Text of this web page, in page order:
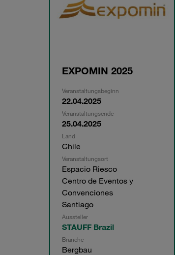
EXPOMIN 2025
Veranstaltungsbeginn
22.04.2025
Veranstaltungsende
25.04.2025
Land
Chile
Veranstaltungsort
Espacio Riesco
Centro de Eventos y
Convenciones
Santiago
Aussteller
STAUFF Brazil
Branche
Bergbau